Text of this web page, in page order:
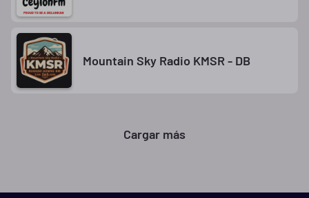
Mountain Sky Radio KMSR - DB
Cargar más